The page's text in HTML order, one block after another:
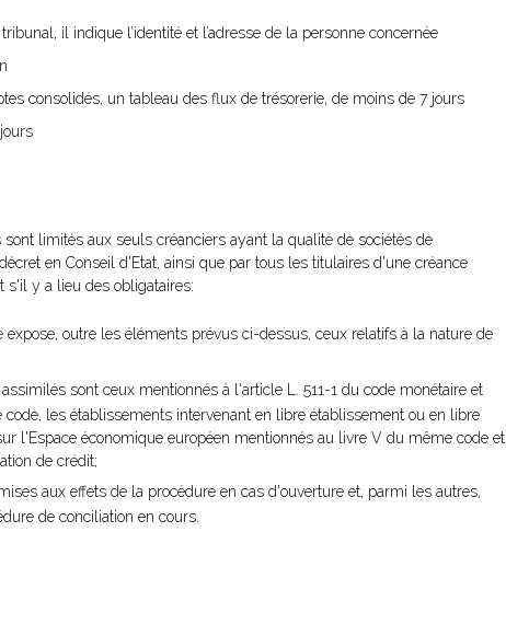
il indique l’identité et l’adresse de la personne concernée
consolidés, un tableau des flux de trésorerie, de moins de 7 jours
limités aux seuls créanciers ayant la qualité de sociétés de
en Conseil d'Etat, ainsi que par tous les titulaires d'une créance
s'il y a lieu des obligataires:
expose, outre les éléments prévus ci-dessus, ceux relatifs à la nature de
sont ceux mentionnés à l'article L. 511-1 du code monétaire et
les établissements intervenant en libre établissement ou en libre
l'Espace économique européen mentionnés au livre V du même code et
de crédit;
aux effets de la procédure en cas d'ouverture et, parmi les autres,
de conciliation en cours.